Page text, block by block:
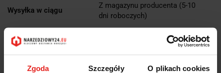
Zgoda Szczegóły O plikach cookies
Wysyłka w ciągu
Z magazynu producenta (5-10
dni roboczych)
Cena przesyłki